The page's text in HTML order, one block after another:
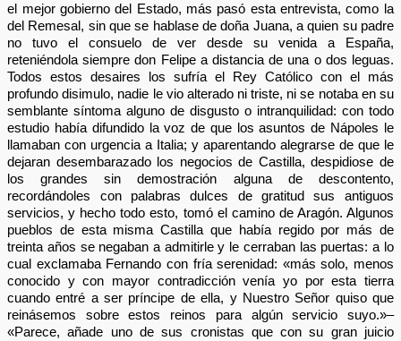
el mejor gobierno del Estado, más pasó esta entrevista, como la
del Remesal, sin que se hablase de doña Juana, a quien su padre
no tuvo el consuelo de ver desde su venida a España,
reteniéndola siempre don Felipe a distancia de una o dos leguas.
Todos estos desaires los sufría el Rey Católico con el más
profundo disimulo, nadie le vio alterado ni triste, ni se notaba en su
semblante síntoma alguno de disgusto o intranquilidad: con todo
estudio había difundido la voz de que los asuntos de Nápoles le
llamaban con urgencia a Italia; y aparentando alegrarse de que le
dejaran desembarazado los negocios de Castilla, despidiose de
los grandes sin demostración alguna de descontento,
recordándoles con palabras dulces de gratitud sus antiguos
servicios, y hecho todo esto, tomó el camino de Aragón. Algunos
pueblos de esta misma Castilla que había regido por más de
treinta años se negaban a admitirle y le cerraban las puertas: a lo
cual exclamaba Fernando con fría serenidad: «más solo, menos
conocido y con mayor contradicción venía yo por esta tierra
cuando entré a ser príncipe de ella, y Nuestro Señor quiso que
reinásemos sobre estos reinos para algún servicio suyo.»–
«Parece, añade uno de sus cronistas que con su gran juicio